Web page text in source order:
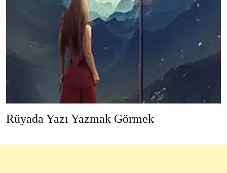
Rüyada Yazı Yazmak Görmek